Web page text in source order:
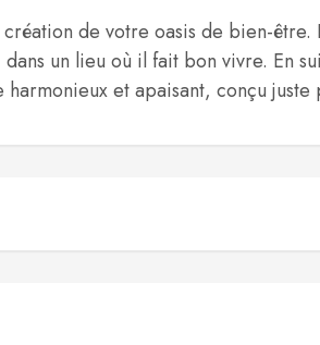
de votre oasis de bien-être.
un lieu où il fait bon vivre. En
et apaisant, conçu juste